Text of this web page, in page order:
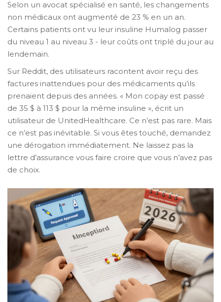
Selon un avocat spécialisé en santé, les changements
non médicaux ont augmenté de 23 % en un an.
Certains patients ont vu leur insuline Humalog passer
du niveau 1 au niveau 3 - leur coûts ont triplé du jour au
lendemain.
Sur Reddit, des utilisateurs racontent avoir reçu des
factures inattendues pour des médicaments qu’ils
prenaient depuis des années. « Mon copay est passé
de 35 $ à 113 $ pour la même insuline », écrit un
utilisateur de UnitedHealthcare. Ce n’est pas rare. Mais
ce n’est pas inévitable. Si vous êtes touché, demandez
une dérogation immédiatement. Ne laissez pas la
lettre d’assurance vous faire croire que vous n’avez pas
de choix.